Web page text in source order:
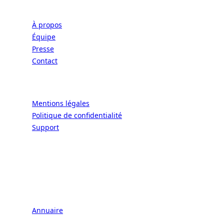
À propos
Équipe
Presse
Contact
Mentions légales
Politique de confidentialité
Support
Annuaire